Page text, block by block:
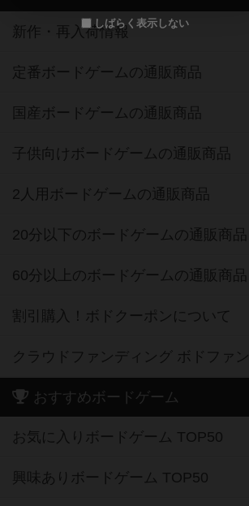
しばらく表示しない
新作・再入荷情報
定番ボードゲームの通販商品
国産ボードゲームの通販商品
子供向けボードゲームの通販商品
2人用ボードゲームの通販商品
20分以下のボードゲームの通販商品
60分以上のボードゲームの通販商品
割引購入！ボドクーポンについて
クラウドファンディング ボドファン
おすすめボードゲーム
お気に入りボードゲーム TOP50
興味ありボードゲーム TOP50